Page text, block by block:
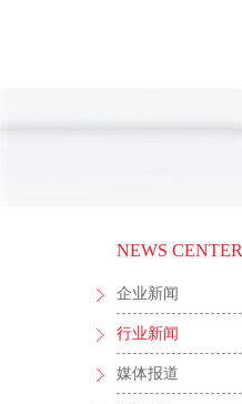
NEWS CENTER
企业新闻
行业新闻
媒体报道